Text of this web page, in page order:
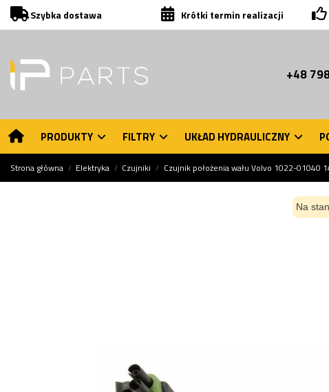
Szybka dostawa Krótki termin realizacji
+48
PRODUKTY FILTRY UKŁAD HYDRAULICZNY
Strona główna Elektryka Czujniki Czujnik położenia wału Volvo 1022-01040
Na